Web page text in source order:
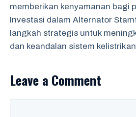
memberikan kenyamanan bagi
Investasi dalam Alternator
langkah strategis untuk
dan keandalan sistem
Leave a Comment